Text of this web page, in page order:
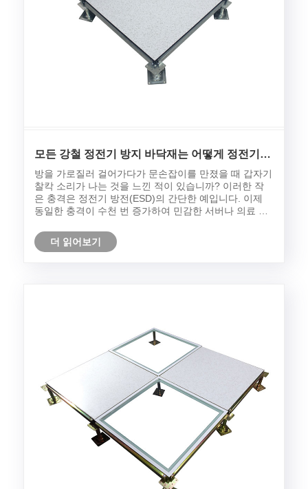
모든 강철 정전기 방지 바닥재는 어떻게 정전기
방전을 방지합니까?
방을 가로질러 걸어가다가 문손잡이를 만졌을 때 갑자기
찰칵 소리가 나는 것을 느낀 적이 있습니까? 이러한 작
은 충격은 정전기 방전(ESD)의 간단한 예입니다. 이제
동일한 충격이 수천 번 증가하여 민감한 서버나 의료 기
이고 치명적일 수 있으며 이로 인해 가동 중지 시간과 데
이터 손실로 인해 비용이 많이 듭니다. 지난 20년 동안
더 읽어보기